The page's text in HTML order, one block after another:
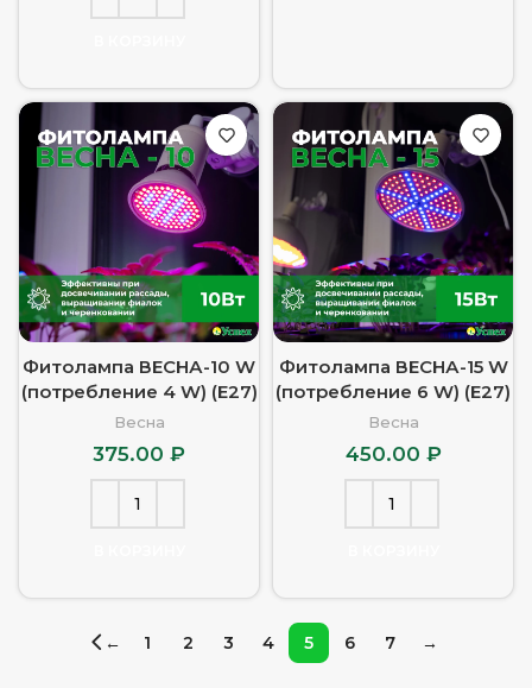
Фитолампа ВЕСНА-10 W
(потребление 4 W) (Е27)
Весна
375.00 ₽
Фитолампа ВЕСНА-15 W
(потребление 6 W) (Е27)
Весна
450.00 ₽
← 1 2 3 4 5 6 7 →